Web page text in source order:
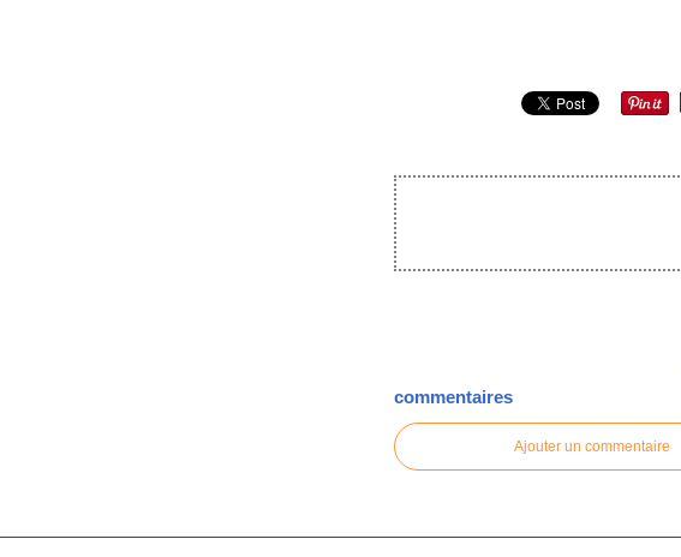
commentaires
Ajouter un commentaire